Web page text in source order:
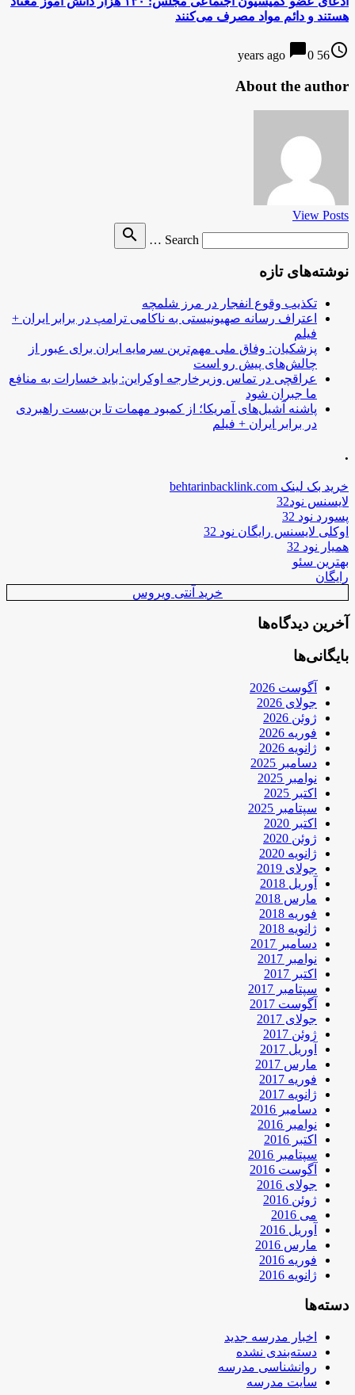
هستند و دائم مواد مصرف می‌کنند
access_time
56 years ago
chat_bubble0
About the author
View Posts
Search …
search
نوشته‌های تازه
تکذیب وقوع انفجار در مرز شلمچه
اعتراف رسانه صهیونیستی به ناکامی ترامپ در برابر ایران +
فیلم
پزشکیان: وفاق ملی مهم‌ترین سرمایه ایران برای عبور از
چالش‌های پیش رو است
عراقچی در تماس وزیرخارجه اوکراین: باید خسارات به منافع
ما جبران شود
پاشنه آشیل‌های آمریکا؛ از کمبود مهمات تا بن‌بست راهبردی
در برابر ایران + فیلم
.
خرید بک لینک behtarinbacklink.com
لایسنس نود32
پسورد نود 32
اوکلی لایسنس رایگان نود 32
همیار نود 32
بهترین سئو
رایگان
خرید آنتی ویروس
آخرین دیدگاه‌ها
بایگانی‌ها
آگوست 2026
جولای 2026
ژوئن 2026
فوریه 2026
ژانویه 2026
دسامبر 2025
نوامبر 2025
اکتبر 2025
سپتامبر 2025
اکتبر 2020
ژوئن 2020
ژانویه 2020
جولای 2019
آوریل 2018
مارس 2018
فوریه 2018
ژانویه 2018
دسامبر 2017
نوامبر 2017
اکتبر 2017
سپتامبر 2017
آگوست 2017
جولای 2017
ژوئن 2017
آوریل 2017
مارس 2017
فوریه 2017
ژانویه 2017
دسامبر 2016
نوامبر 2016
اکتبر 2016
سپتامبر 2016
آگوست 2016
جولای 2016
ژوئن 2016
می 2016
آوریل 2016
مارس 2016
فوریه 2016
ژانویه 2016
دسته‌ها
اخبار مدرسه جدید
دسته‌بندی نشده
روانشناسی مدرسه
سایت مدرسه